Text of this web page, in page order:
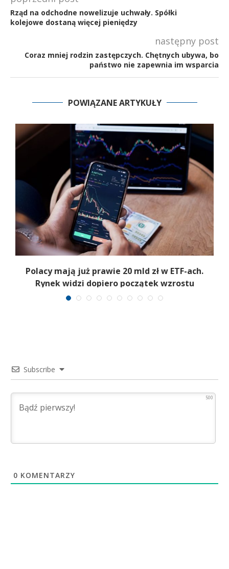
Rząd na odchodne nowelizuje uchwały. Spółki
kolejowe dostaną więcej pieniędzy
następny post
Coraz mniej rodzin zastępczych. Chętnych ubywa, bo
państwo nie zapewnia im wsparcia
POWIĄZANE ARTYKUŁY
Polacy mają już prawie 20 mld zł w ETF-ach.
Rynek widzi dopiero początek wzrostu
Subscribe
500
0 KOMENTARZY